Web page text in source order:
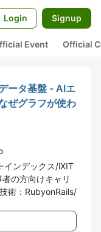
Login Signup
Event Official
ータ基盤 - AIエ
ぜグラフが使わ
インデックス/iXIT
の方向けキャリ
術：RubyonRails/